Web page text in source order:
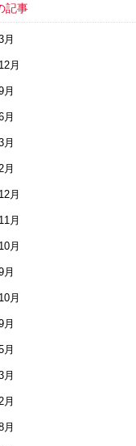
記事
月
月
月
月
月
月
月
月
月
月
月
月
月
月
月
月